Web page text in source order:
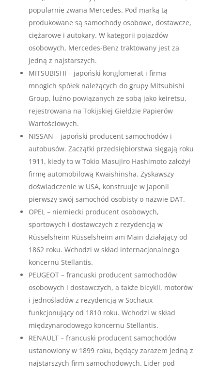
popularnie zwana Mercedes. Pod marką tą
produkowane są samochody osobowe, dostawcze,
ciężarowe i autokary. W kategorii pojazdów
osobowych, Mercedes-Benz traktowany jest za
jedną z najstarszych.
MITSUBISHI – japoński konglomerat i firma
mnogich spółek należących do grupy Mitsubishi
Group, luźno powiązanych ze sobą jako keiretsu,
rejestrowana na Tokijskiej Giełdzie Papierów
Wartościowych.
NISSAN – japoński producent samochodów i
autobusów. Zaczątki przedsiębiorstwa sięgają roku
1911, kiedy to w Tokio Masujiro Hashimoto założył
firmę automobilową Kwaishinsha. Zyskawszy
doświadczenie w USA, konstruuje w Japonii
pierwszy swój samochód osobisty o nazwie DAT.
OPEL – niemiecki producent osobowych,
sportowych i dostawczych z rezydencją w
Rüsselsheim Rüsselsheim am Main działający od
1862 roku. Wchodzi w skład internacjonalnego
koncernu Stellantis.
PEUGEOT – francuski producent samochodów
osobowych i dostawczych, a także bicykli, motorów
i jednośladów z rezydencją w Sochaux
funkcjonujący od 1810 roku. Wchodzi w skład
międzynarodowego koncernu Stellantis.
RENAULT – francuski producent samochodów
ustanowiony w 1899 roku, będący zarazem jedną z
najstarszych firm samochodowych. Lider pod